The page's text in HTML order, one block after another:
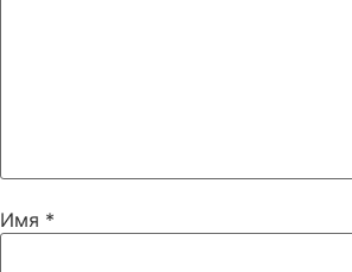
Имя *